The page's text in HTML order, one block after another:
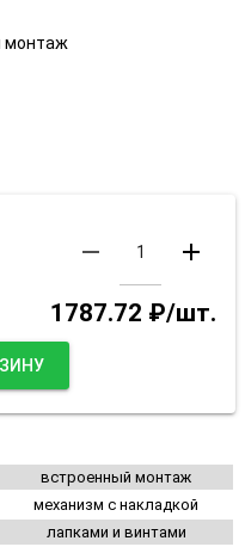
монтаж
remove add
1787.72 ₽/шт.
встроенный монтаж
механизм с накладкой
лапками и винтами